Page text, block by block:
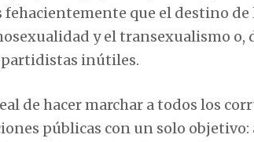
que el destino
y el transexualismo o,
inútiles.
de hacer marchar a todos los
públicas con un solo objetivo: